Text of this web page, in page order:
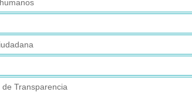
Transparencia